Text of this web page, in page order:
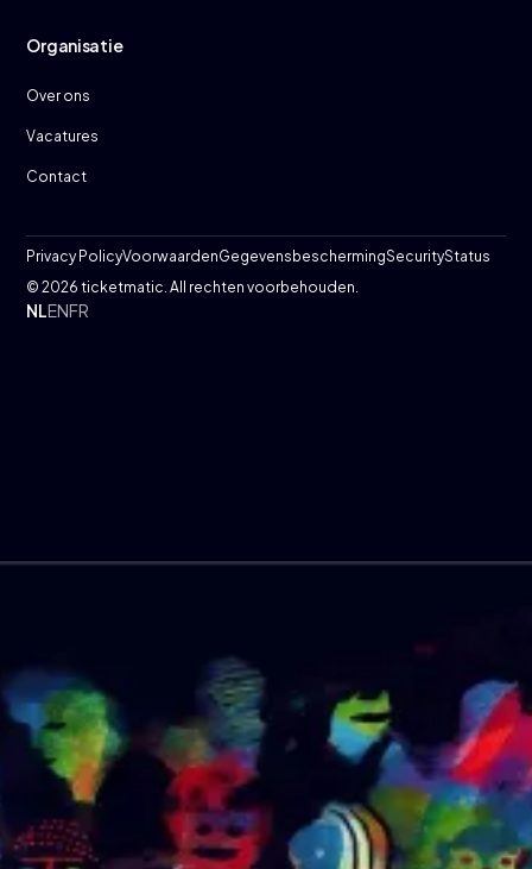
Organisatie
Over ons
Vacatures
Contact
© 2026 ticketmatic. All rechten voorbehouden.
Privacy PolicyVoorwaardenGegevensbeschermingSecurityStatus
NLENFR